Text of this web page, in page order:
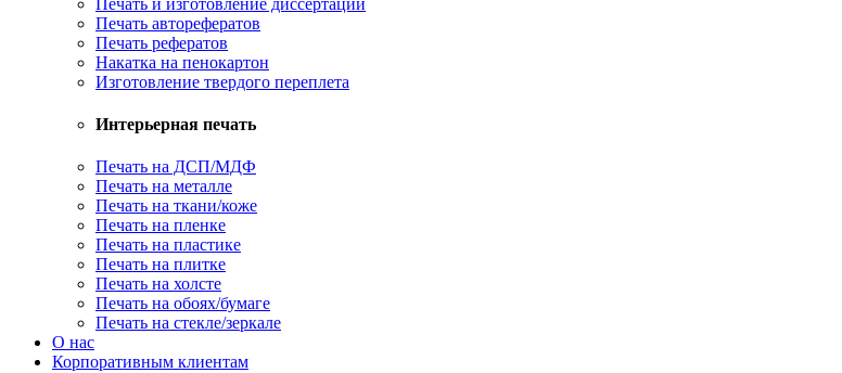
Печать авторефератов
Печать рефератов
Накатка на пенокартон
Изготовление твердого переплета
Интерьерная печать
Печать на ДСП/МДФ
Печать на металле
Печать на ткани/коже
Печать на пленке
Печать на пластике
Печать на плитке
Печать на холсте
Печать на обоях/бумаге
Печать на стекле/зеркале
О нас
Корпоративным клиентам